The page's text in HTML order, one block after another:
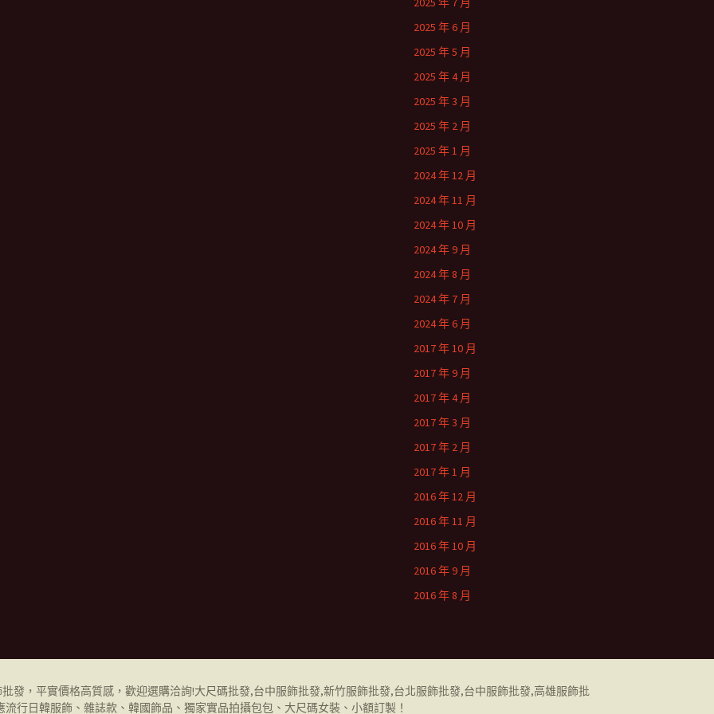
2025 年 6 月
2025 年 5 月
2025 年 4 月
2025 年 3 月
2025 年 2 月
2025 年 1 月
2024 年 12 月
2024 年 11 月
2024 年 10 月
2024 年 9 月
2024 年 8 月
2024 年 7 月
2024 年 6 月
2017 年 10 月
2017 年 9 月
2017 年 4 月
2017 年 3 月
2017 年 2 月
2017 年 1 月
2016 年 12 月
2016 年 11 月
2016 年 10 月
2016 年 9 月
2016 年 8 月
發，平實價格高質感，歡迎選購洽詢!大尺碼批發,台中服飾批發,新竹服飾批發,台北服飾批發,台中服飾批發,高雄服飾批
流行日韓服飾、雜誌款、韓國飾品、獨家實品拍攝包包、大尺碼女裝、小額訂製！